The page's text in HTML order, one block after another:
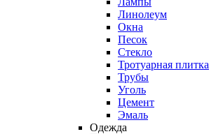
Линолеум
Окна
Песок
Стекло
Тротуарная плитка
Трубы
Уголь
Цемент
Эмаль
Одежда